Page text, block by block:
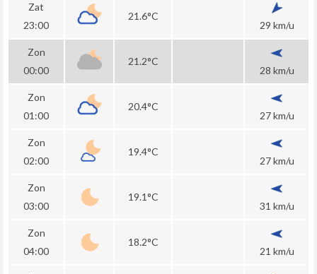
Zat
23:00
21.6°C
29 km/u
Zon
00:00
21.2°C
28 km/u
Zon
01:00
20.4°C
27 km/u
Zon
02:00
19.4°C
27 km/u
Zon
03:00
19.1°C
31 km/u
Zon
04:00
18.2°C
21 km/u